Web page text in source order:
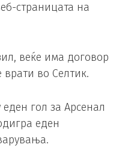
страницата на
веќе има договор
во Селтик.
гол за Арсенал
еден